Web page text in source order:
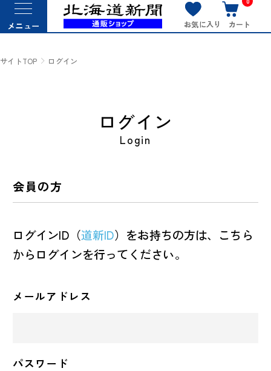
メニュー お気に入り カート
サイトTOP ログイン
ログイン
Login
会員の方
ログインID（道新ID）をお持ちの方は、こちら
からログインを行ってください。
メールアドレス
パスワード